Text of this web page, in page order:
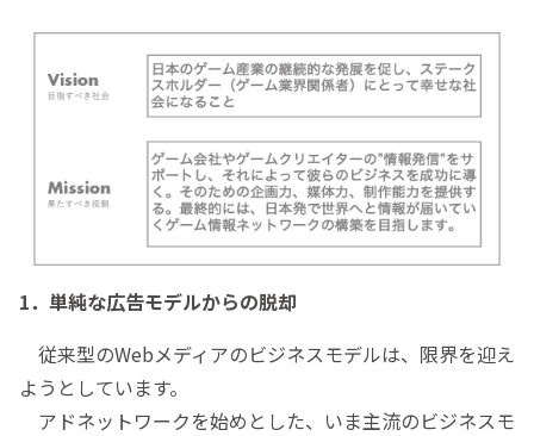
1．単純な広告モデルからの脱却
従来型のWebメディアのビジネスモデルは、限界を迎え
ようとしています。
アドネットワークを始めとした、いま主流のビジネスモ